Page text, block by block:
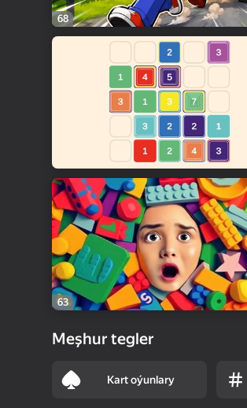
68
63
Meşhur tegler
Kart oýunlary